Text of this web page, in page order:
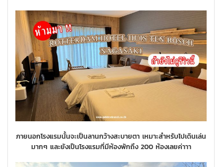
ภายนอกโรงแรมนั้นจะเป็นลานกว้างสะบายตา เหมาะสำหรับไปเดินเล่น
มากๆ และยังเป็นโรงแรมที่มีห้องพักถึง 200 ห้องเลยค่าาา